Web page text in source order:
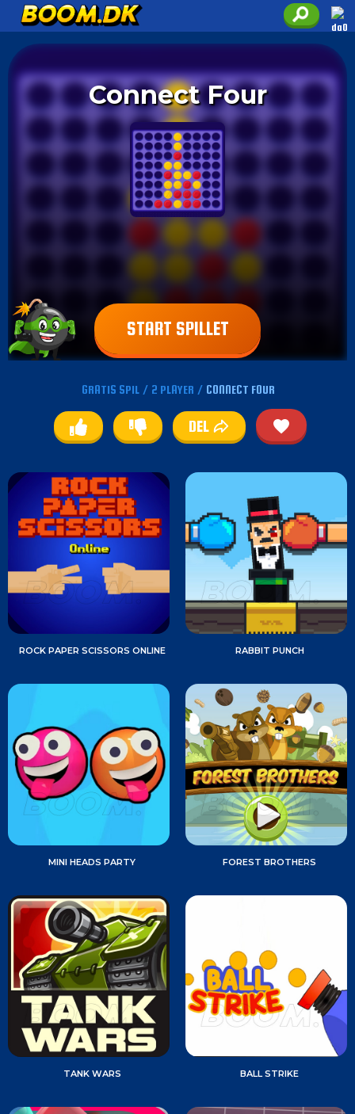
Connect Four
START SPILLET
GRATIS SPIL / 2 PLAYER / CONNECT FOUR
DEL
ROCK PAPER SCISSORS ONLINE RABBIT PUNCH
MINI HEADS PARTY FOREST BROTHERS
TANK WARS BALL STRIKE